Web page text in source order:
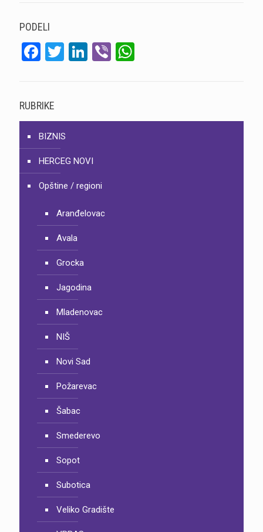
PODELI
Facebook
Twitter
LinkedIn
Viber
RUBRIKE
BIZNIS
HERCEG NOVI
Opštine / regioni
Aranđelovac
Avala
Grocka
Jagodina
Mladenovac
NIŠ
Novi Sad
Požarevac
Šabac
Smederevo
Sopot
Subotica
Veliko Gradište